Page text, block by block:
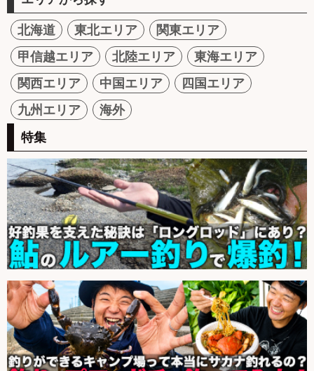
北海道 東北エリア
関東エリア
甲信越エリア
北陸エリア
東海エリア
関西エリア
中国エリア
四国エリア
九州エリア
海外
特集